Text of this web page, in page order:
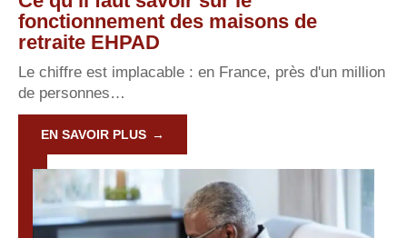
fonctionnement des maisons de
retraite EHPAD
Le chiffre est implacable : en France, près d'un million
de personnes…
EN SAVOIR PLUS